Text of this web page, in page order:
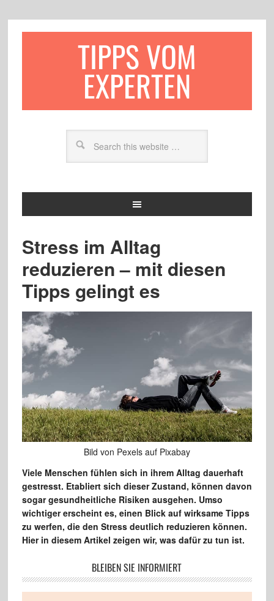
TIPPS VOM
EXPERTEN
Stress im Alltag
reduzieren – mit diesen
Tipps gelingt es
Bild von Pexels auf Pixabay
Viele Menschen fühlen sich in ihrem Alltag dauerhaft
gestresst. Etabliert sich dieser Zustand, können davon
sogar gesundheitliche Risiken ausgehen. Umso
wichtiger erscheint es, einen Blick auf wirksame Tipps
zu werfen, die den Stress deutlich reduzieren können.
Hier in diesem Artikel zeigen wir, was dafür zu tun ist.
BLEIBEN SIE INFORMIERT